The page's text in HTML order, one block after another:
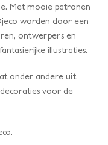
Met mooie patronen
worden door een
ontwerpers en
illustraties.
onder andere uit
voor de